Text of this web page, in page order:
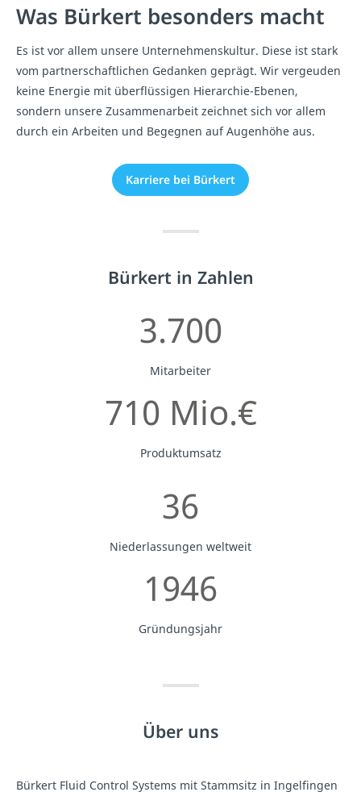
Was Bürkert besonders macht
Es ist vor allem unsere Unternehmenskultur. Diese ist stark
vom partnerschaftlichen Gedanken geprägt. Wir vergeuden
keine Energie mit überflüssigen Hierarchie-Ebenen,
sondern unsere Zusammenarbeit zeichnet sich vor allem
durch ein Arbeiten und Begegnen auf Augenhöhe aus.
Karriere bei Bürkert
Bürkert in Zahlen
3.700
Mitarbeiter
710 Mio.€
Produktumsatz
36
Niederlassungen weltweit
1946
Gründungsjahr
Über uns
Bürkert Fluid Control Systems mit Stammsitz in Ingelfingen